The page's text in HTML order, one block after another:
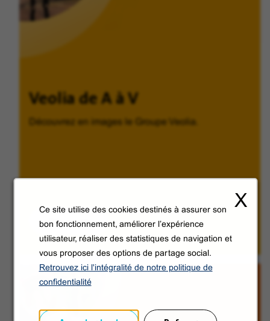
X
Ce site utilise des cookies destinés à assurer son
bon fonctionnement, améliorer l’expérience
utilisateur, réaliser des statistiques de navigation et
vous proposer des options de partage social.
Retrouvez ici l'intégralité de notre politique de
confidentialité
Veolia de A à V
Découvrez en images le Groupe Veolia.
Découvrir